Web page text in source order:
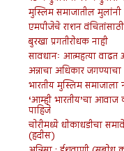
मुस्लिम समाजातील मुलांनी
एमपीजेचे राशन
बुरखा प्रगतीरोधक नाही
सावधानः आत्महत्या वाढत
अन्नाचा अधिकार
भारतीय मुस्लिम
‘आम्ही भारतीय’चा
पाहिजे
चोरीमध्ये धोकाधडीचा
(हदीस)